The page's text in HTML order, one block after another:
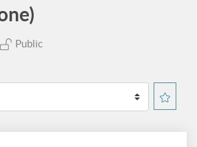
Public